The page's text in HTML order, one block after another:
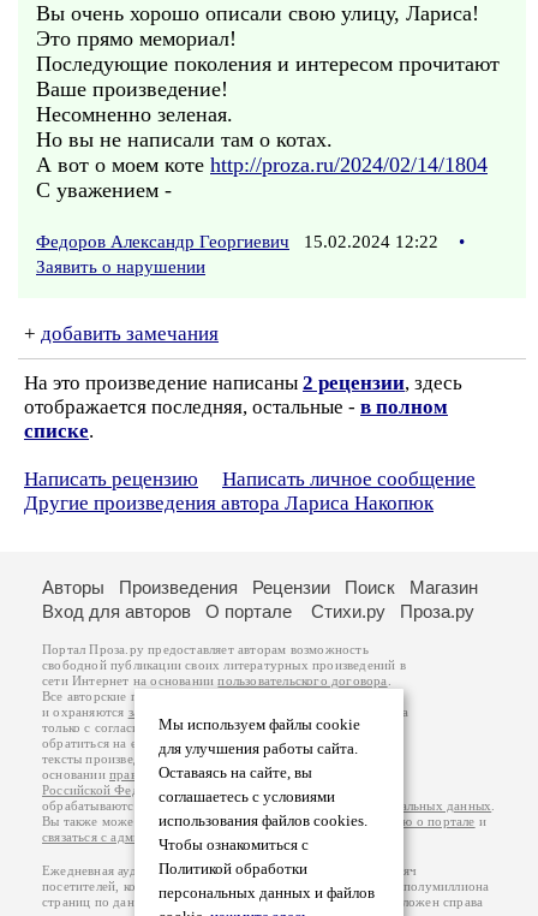
Вы очень хорошо описали свою улицу, Лариса!
Это прямо мемориал!
Последующие поколения и интересом прочитают
Ваше произведение!
Несомненно зеленая.
Но вы не написали там о котах.
А вот о моем коте http://proza.ru/2024/02/14/1804
С уважением -
Федоров Александр Георгиевич 15.02.2024 12:22
•
Заявить о нарушении
+ добавить замечания
На это произведение написаны 2 рецензии, здесь
отображается последняя, остальные - в полном
списке.
Написать рецензию
Написать личное сообщение
Другие произведения автора Лариса Накопюк
Мы используем файлы cookie
для улучшения работы сайта.
Оставаясь на сайте, вы
соглашаетесь с условиями
использования файлов cookies.
Чтобы ознакомиться с
Политикой обработки
персональных данных и файлов
Авторы Произведения Рецензии Поиск
Магазин
Вход для авторов
О портале Стихи.ру Проза.ру
Портал Проза.ру предоставляет авторам возможность
свободной публикации своих литературных произведений в
сети Интернет на основаниипользовательского договора
Все авторские права на произведения принадлежат авторам
и охраняются законом
. Перепечатка произведений возможна
только с согласия его автора, к которому вы можете
обратиться на его авторской странице. Ответственность за
тексты произведений авторы несут самостоятельно на
основанииправил публикацииизаконодательства
Российской Федерации
обрабатываются на основанииПолитики обработки персональных данных
Вы также можете посмотреть более подробнуюинформацию о портале и
связаться с администрацией
Ежедневная аудитория портала Проза.ру – порядка 100 тысяч
посетителей, которые в общей сумме просматривают более полумиллиона
страниц по данным счетчика посещаемости, который расположен справа